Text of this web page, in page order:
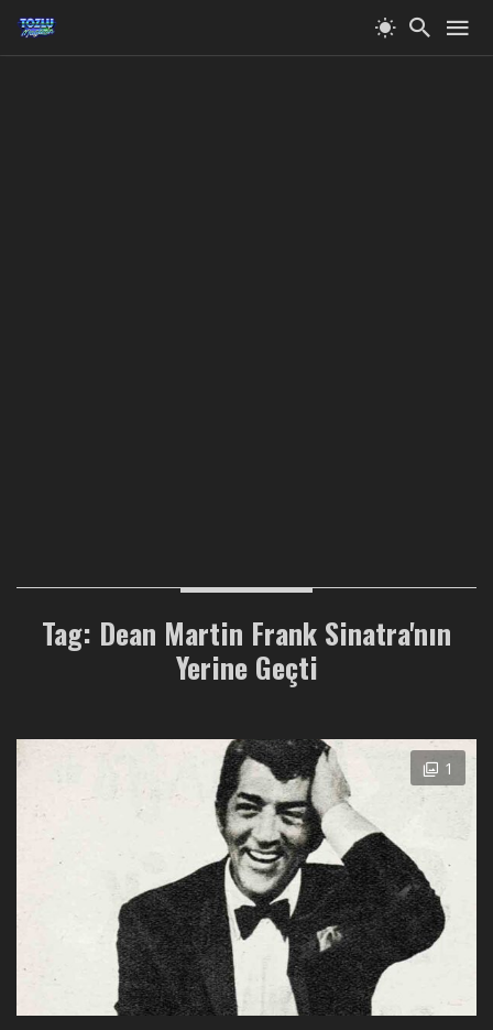
Tag: Dean Martin Frank Sinatra'nın
Yerine Geçti
1